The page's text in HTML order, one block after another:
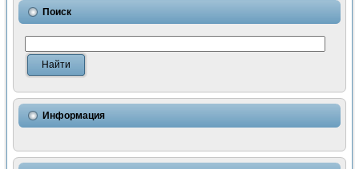
Аппаратно-программный комплекс для исследования
Виртуальный лабораторный стенд для исследования
Измерение шумовых параметров операционных
Измерительный преобразователь на основе цифровой
Использование NI LabVIEW для математического
Исследовние возможности создания измерителя ВАХ
Математическое моделирование генератора сигналов -
Применение осциллографического модуля с высоким
Поиск
Информация